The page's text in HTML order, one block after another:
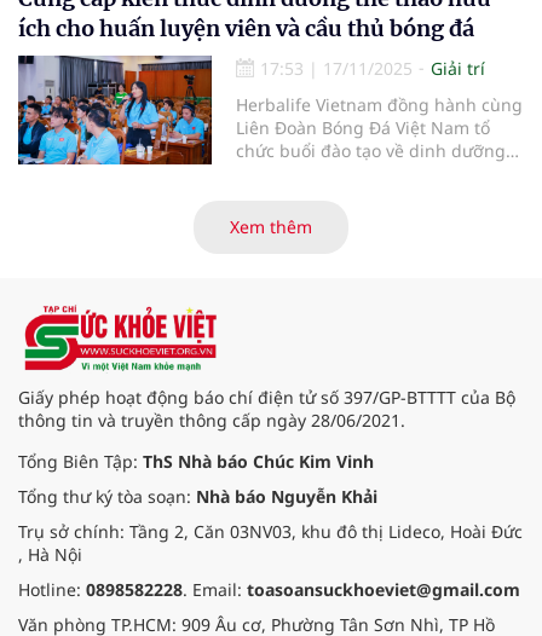
người giữa hoàn cảnh lịch sử đặc
biệt.
ích cho huấn luyện viên và cầu thủ bóng đá
17:53 | 17/11/2025
Giải trí
Herbalife Vietnam đồng hành cùng
Liên Đoàn Bóng Đá Việt Nam tổ
chức buổi đào tạo về dinh dưỡng
Xem thêm
Giấy phép hoạt động báo chí điện tử số 397/GP-BTTTT của Bộ
thông tin và truyền thông cấp ngày 28/06/2021.
Tổng Biên Tập: ThS Nhà báo Chúc Kim Vinh
Tổng thư ký tòa soạn: Nhà báo Nguyễn Khải
Trụ sở chính: Tầng 2, Căn 03NV03, khu đô thị Lideco, Hoài Đức
, Hà Nội
Hotline: 0898582228. Email: toasoansuckhoeviet@gmail.com
Văn phòng TP.HCM: 909 Âu cơ, Phường Tân Sơn Nhì, TP Hồ